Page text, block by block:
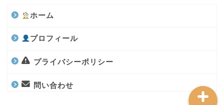
ホーム
プロフィール
プライバシーポリシー
問い合わせ